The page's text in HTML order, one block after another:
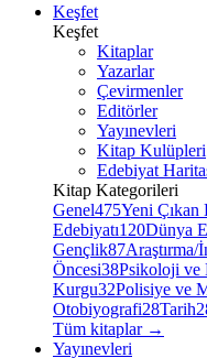
Keşfet
Keşfet
Kitaplar
Yazarlar
Çevirmenler
Editörler
Yayınevleri
Kitap Kulüpleri
Edebiyat
Kitap Kategorileri
Genel475Yeni Çıkan
Edebiyatı120Dünya
Gençlik87Araştırma/
Öncesi38Psikoloji ve
Kurgu32Polisiye ve
Otobiyografi28Tarih
Tüm kitaplar →
Yayınevleri